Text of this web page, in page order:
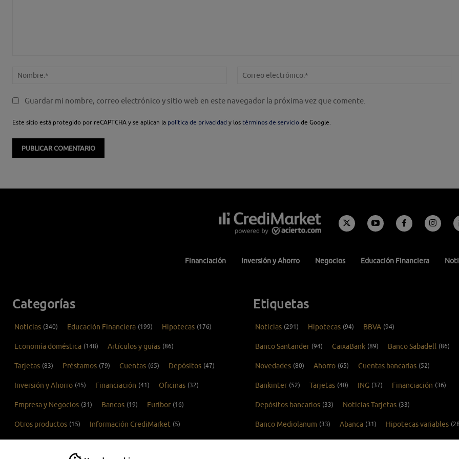
Nombre:*
Guardar mi nombre, correo electrónico y sitio web en este navegador la próxima vez que comente.
Este sitio está protegido por reCAPTCHA y se aplican la política de privacidad y los términos de servicio de Google.
Financiación Inversión y Ahorro Negocios Educación Financiera
Categorías
Noticias (340) Educación Financiera (199) Hipotecas (176)
Economía doméstica (148) Artículos y guías (86)
Tarjetas (83) Préstamos (79) Cuentas (65) Depósitos (47)
Inversión y Ahorro (45) Financiación (41) Oficinas (32)
Empresa y Negocios (31) Bancos (19) Euríbor (16)
Otros productos (15) Información CrediMarket (5)
Etiquetas
Noticias (291) Hipotecas (94) BBVA (94)
Banco Santander (94) CaixaBank (89) Banco Sabadell (86)
Novedades (80) Ahorro (65) Cuentas bancarias (52)
Bankinter (52) Tarjetas (40) ING (37) Financiación (36)
Depósitos bancarios (33) Noticias Tarjetas (33)
Banco Mediolanum (33) Abanca (31) Hipotecas variables